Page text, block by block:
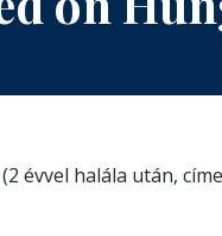
évvel halála után,